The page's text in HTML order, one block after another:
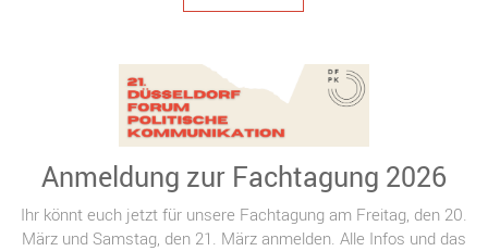
Anmeldung zur Fachtagung 2026
Ihr könnt euch jetzt für unsere Fachtagung am Freitag, den 20.
März und Samstag, den 21. März anmelden. Alle Infos und das